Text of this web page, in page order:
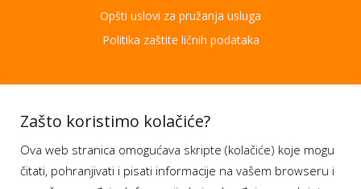
Opšti uslovi za pružanja usluga
Politika zaštite ličnih podataka
Aplikacije
Moj BH Telecom
Dostupnost usluga
Zašto koristimo kolačiće?
Ova web stranica omogućava skripte (kolačiće) koje mogu
čitati, pohranjivati i pisati informacije na vašem browseru i